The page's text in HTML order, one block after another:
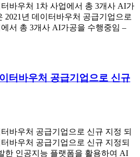
바우처 1차 사업에서 총 3개사 AI가
년 데이터바우처 공급기업으로
서 총 3개사 AI가공을 수행중임 –
터바우처 공급기업으로 신규
바우처 공급기업으로 신규 지정 되
바우처 공급기업으로 신규 지정되
한 인공지능 플랫폼을 활용하여 AI